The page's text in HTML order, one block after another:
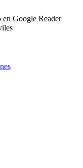
en Google Reader